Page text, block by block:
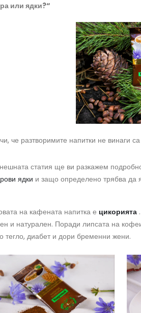
или ядки?“
че разтворимите напитки не винаги
статия ще ви разкажем
ядки и защо определено трябва да
на кафената напитка е цикорията
и натурален. Поради липсата на
тегло, диабет и дори бременни жени.